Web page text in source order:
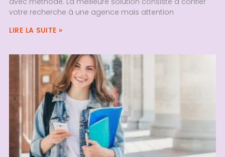
votre recherche à une agence mais attention
LIRE LA SUITE »